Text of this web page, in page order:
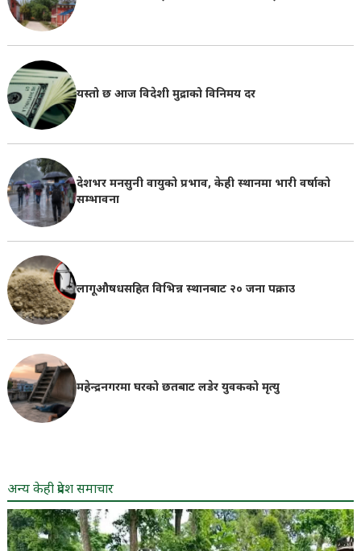
यस्तो छ आज विदेशी मुद्राको विनिमय दर
देशभर मनसुनी वायुको प्रभाव, केही स्थानमा भारी वर्षाको
सम्भावना
लागूऔषधसहित विभिन्न स्थानबाट २० जना पक्राउ
महेन्द्रनगरमा घरको छतबाट लडेर युवकको मृत्यु
अन्य केही प्रदेश समाचार